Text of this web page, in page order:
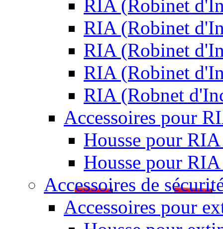
RIA (Robinet
RIA (Robinet
RIA (Robinet
RIA (Robinet
RIA (Robnet
Accessoires pour
Housse pour
Housse pour
Accessoires de
Accessoires pour